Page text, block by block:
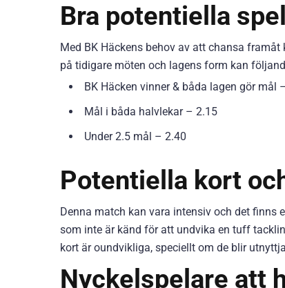
Bra potentiella
Med BK Häckens behov av att chansa
på tidigare möten och lagens form kan
BK Häcken vinner & båda lagen gör mål
Mål i båda halvlekar – 2.15
Under 2.5 mål – 2.40
Potentiella kort
Denna match kan vara intensiv och det finns
som inte är känd för att undvika en tuff
kort är oundvikliga, speciellt om de blir
Nyckelspelare att